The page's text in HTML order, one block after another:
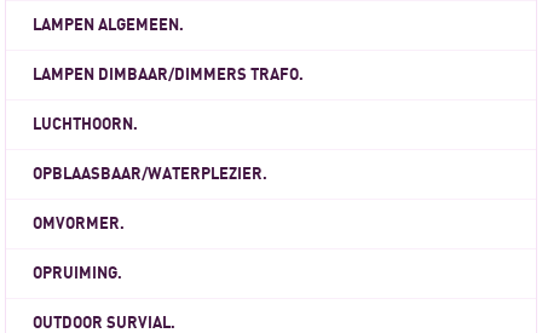
LAMPEN ALGEMEEN.
LAMPEN DIMBAAR/DIMMERS TRAFO.
LUCHTHOORN.
OPBLAASBAAR/WATERPLEZIER.
OMVORMER.
OPRUIMING.
OUTDOOR SURVIAL.